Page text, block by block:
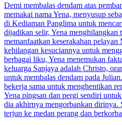
Demi membalas dendam atas
memakai nama Yena, menyusup
di Kediaman Panglima untuk
dijadikan selir, Yena
memanfaatkan keserakahan pelayan
kehilangan kesuciannya untuk
berbagai liku, Yena menemukan
keluarga Sanjaya adalah Christo,
untuk membalas dendam pada
bekerja sama untuk menghentikan
Yena pingsan dan pergi sendiri
dia akhirnya mengorbankan dirinya.
terjun ke medan perang dan